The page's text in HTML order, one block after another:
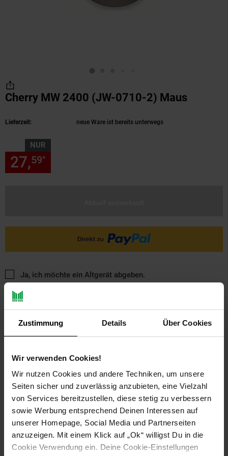
Zustimmung Details Über Cookies
Wir verwenden Cookies!
Wir nutzen Cookies und andere Techniken, um unsere
Seiten sicher und zuverlässig anzubieten, eine Vielzahl
von Services bereitzustellen, diese stetig zu verbessern
sowie Werbung entsprechend Deinen Interessen auf
unserer Homepage, Social Media und Partnerseiten
anzuzeigen. Mit einem Klick auf „Ok“ willigst Du in die
Cookie Verwendung ein. Deine Cookie-Einstellungen
Cherry MW 2400 (JW-0710-2) Maus
Lieferzeit: neue Ware ist bereits unterwegs
NUR
27,59*
Ja, ich möchte ein Altgerät abgeben.
PAYBACK
Payback Punkte Basis°Punkte:
13
Extra°Punkte:
0
Produktbeschreibung